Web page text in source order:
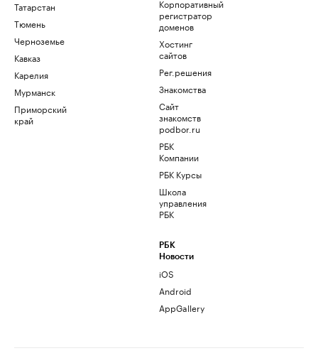
Татарстан
Тюмень
Черноземье
Кавказ
Карелия
Мурманск
Приморский
край
Корпоративный
регистратор
доменов
Хостинг
сайтов
Рег.решения
Знакомства
Сайт
знакомств
podbor.ru
РБК
Компании
РБК Курсы
Школа
управления
РБК
РБК
Новости
iOS
Android
AppGallery